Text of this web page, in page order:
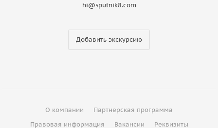
hi@sputnik8.com
Добавить экскурсию
О компании
Партнерская программа
Правовая информация
Вакансии Реквизиты